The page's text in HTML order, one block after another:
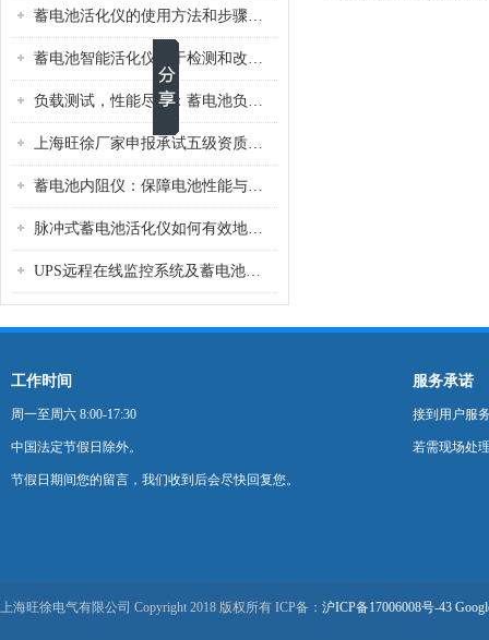
蓄电池活化仪的使用方法和步骤是什么？
蓄电池智能活化仪用于检测和改善蓄电池性能
负载测试，性能尽显：蓄电池负载测试仪如何为电池性能把脉
上海旺徐厂家申报承试五级资质所需设备明细表
蓄电池内阻仪：保障电池性能与安全的重要工具
脉冲式蓄电池活化仪如何有效地延长蓄电池的使用寿命？
UPS远程在线监控系统及蓄电池放电系统设计
工作时间
周一至周六 8:00-17:30
中国法定节假日除外。
节假日期间您的留言，我们收到后会尽快回复您。
服务承诺
接到用户服
若需现场处
上海旺徐电气有限公司 Copyright 2018 版权所有 ICP备： 沪ICP备17006008号-43